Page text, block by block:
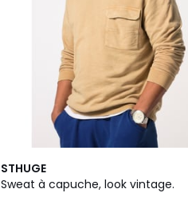
STHUGE
Sweat à capuche, look vintage.